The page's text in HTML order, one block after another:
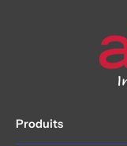
Produits